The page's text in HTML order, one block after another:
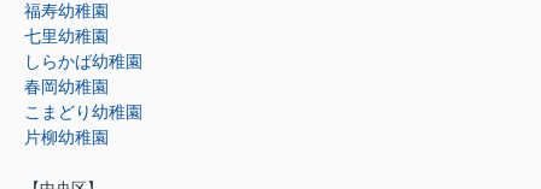
福寿幼稚園
七里幼稚園
しらかば幼稚園
春岡幼稚園
こまどり幼稚園
片柳幼稚園